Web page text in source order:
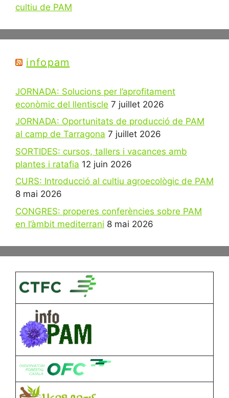
cultiu de PAM
infopam
JORNADA: Solucions per l’aprofitament
econòmic del llentiscle 7 juillet 2026
JORNADA: Oportunitats de producció de PAM
al camp de Tarragona 7 juillet 2026
SORTIDES: cursos, tallers i vacances amb
plantes i ratafia 12 juin 2026
CURS: Introducció al cultiu agroecològic de PAM
8 mai 2026
CONGRES: properes conferències sobre PAM
en l’àmbit mediterrani 8 mai 2026